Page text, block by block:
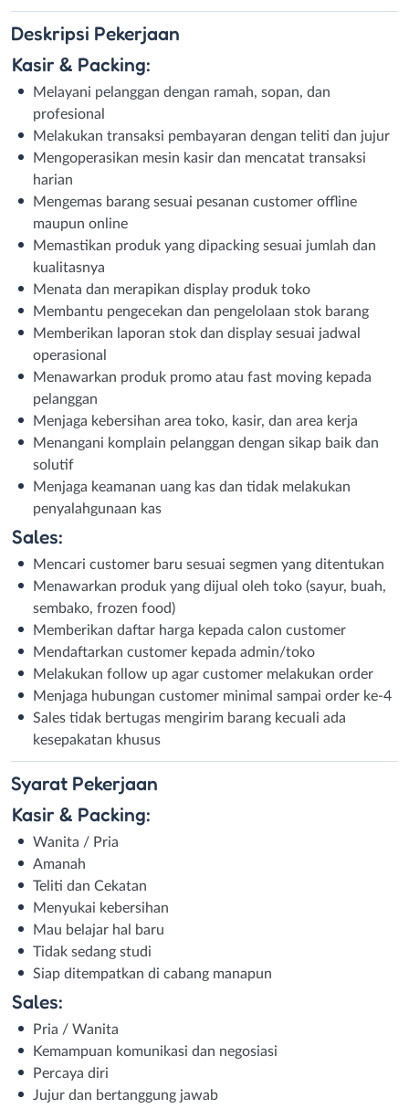
Deskripsi Pekerjaan
Kasir & Packing:
Melayani pelanggan dengan ramah, sopan, dan
profesional
Melakukan transaksi pembayaran dengan teliti dan jujur
Mengoperasikan mesin kasir dan mencatat transaksi
harian
Mengemas barang sesuai pesanan customer offline
maupun online
Memastikan produk yang dipacking sesuai jumlah dan
kualitasnya
Menata dan merapikan display produk toko
Membantu pengecekan dan pengelolaan stok barang
Memberikan laporan stok dan display sesuai jadwal
operasional
Menawarkan produk promo atau fast moving kepada
pelanggan
Menjaga kebersihan area toko, kasir, dan area kerja
Menangani komplain pelanggan dengan sikap baik dan
solutif
Menjaga keamanan uang kas dan tidak melakukan
penyalahgunaan kas
Sales:
Mencari customer baru sesuai segmen yang ditentukan
Menawarkan produk yang dijual oleh toko (sayur, buah,
sembako, frozen food)
Memberikan daftar harga kepada calon customer
Mendaftarkan customer kepada admin/toko
Melakukan follow up agar customer melakukan order
Menjaga hubungan customer minimal sampai order ke-4
Sales tidak bertugas mengirim barang kecuali ada
kesepakatan khusus
Syarat Pekerjaan
Kasir & Packing:
Wanita / Pria
Amanah
Teliti dan Cekatan
Menyukai kebersihan
Mau belajar hal baru
Tidak sedang studi
Siap ditempatkan di cabang manapun
Sales:
Pria / Wanita
Kemampuan komunikasi dan negosiasi
Percaya diri
Jujur dan bertanggung jawab